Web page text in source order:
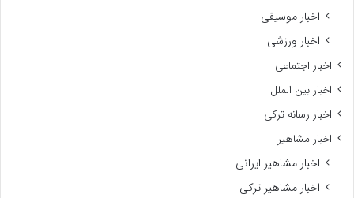
اخبار موسیقی
اخبار ورزشی
اخبار اجتماعی
اخبار بین الملل
اخبار رسانه ترکی
اخبار مشاهیر
اخبار مشاهیر ایرانی
اخبار مشاهیر ترکی